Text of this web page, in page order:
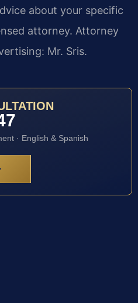
about your specific
attorney. Attorney
Mr. Sris.
· English & Spanish